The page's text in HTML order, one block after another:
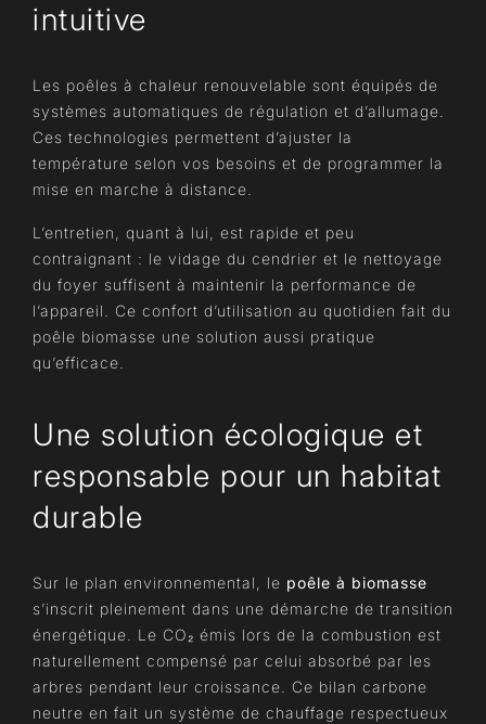
intuitive
Les poêles à chaleur renouvelable sont équipés de
systèmes automatiques de régulation et d’allumage.
Ces technologies permettent d’ajuster la
température selon vos besoins et de programmer la
mise en marche à distance.
L’entretien, quant à lui, est rapide et peu
contraignant : le vidage du cendrier et le nettoyage
du foyer suffisent à maintenir la performance de
l’appareil. Ce confort d’utilisation au quotidien fait du
poêle biomasse une solution aussi pratique
qu’efficace.
Une solution écologique et
responsable pour un habitat
durable
Sur le plan environnemental, le poêle à biomasse
s’inscrit pleinement dans une démarche de transition
énergétique. Le CO₂ émis lors de la combustion est
naturellement compensé par celui absorbé par les
arbres pendant leur croissance. Ce bilan carbone
neutre en fait un système de chauffage respectueux